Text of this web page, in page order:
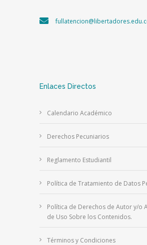
Enlaces Directos
Calendario Académico
Derechos Pecuniarios
Reglamento Estudiantil
Política de Tratamiento de Datos
Política de Derechos de Autor y/o
de Uso Sobre los Contenidos.
Términos y Condiciones